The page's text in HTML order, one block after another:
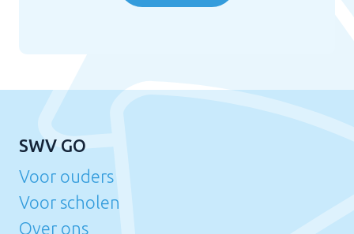
SWV GO
Voor ouders
Voor scholen
Over ons